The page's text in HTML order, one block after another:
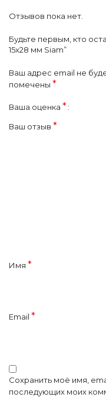
Отзывов пока нет.
Будьте первым, кто
15х28 мм Siam”
Ваш адрес email не
помечены *
Ваша оценка *
Ваш отзыв *
Имя *
Email *
Сохранить моё имя,
последующих моих